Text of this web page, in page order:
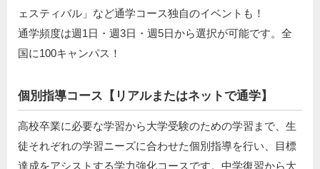
ェスティバル」など通学コース独自のイベントも！
通学頻度は週1日・週3日・週5日から選択が可能です。全
国に100キャンパス！
個別指導コース【リアルまたはネットで通学】
高校卒業に必要な学習から大学受験のための学習まで、生
徒それぞれの学習ニーズに合わせた個別指導を行い、目標
達成をアシストする学力強化コースです。中学復習から大